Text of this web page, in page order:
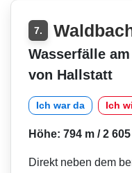
7.
Wasserfälle
von Hallstatt
Ich war da Ich
Höhe: 794 m / 2
Direkt neben dem